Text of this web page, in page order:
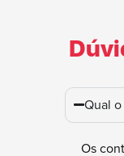
Qual o
Os